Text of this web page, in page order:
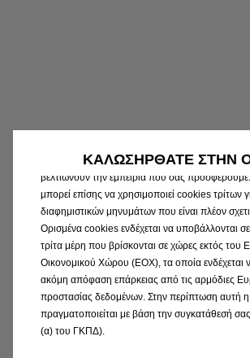
ΚΑΛΩΣΗΡΘΑΤΕ ΣΤΗΝ
γλώσσας, τα αποτελέσματα της έρευνας και με
βελτιώνουν την εμπειρία που σας
μπορεί επίσης να χρησιμοποιεί cookies τρίτων
διαφημιστικών μηνυμάτων που είναι πλέον
Ορισμένα cookies ενδέχεται να υποβάλλονται
τρίτα μέρη που βρίσκονται σε χώρες εκτός του
Οικονομικού Χώρου (ΕΟΧ), τα οποία ενδέχεται
ακόμη απόφαση επάρκειας από τις αρμόδιες
προστασίας δεδομένων. Στην περίπτωση αυτή η
πραγματοποιείται με βάση την συγκατάθεσή
(α) του ΓΚΠΔ).